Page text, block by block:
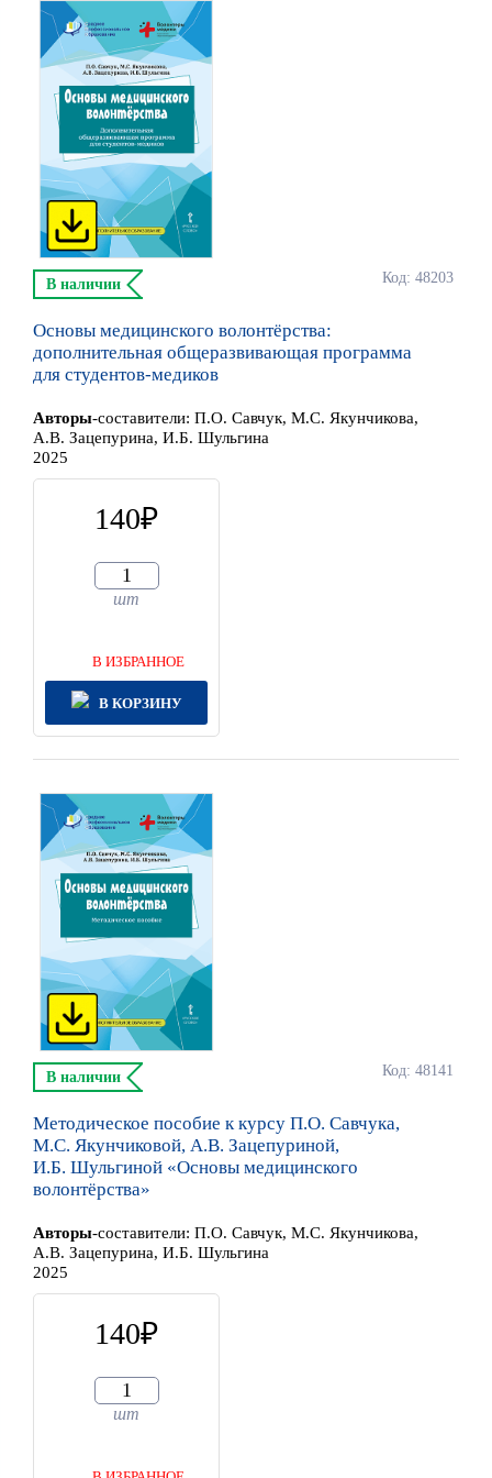
Код: 48203
В наличии
Основы медицинского волонтёрства:
дополнительная общеразвивающая программа
для студентов-медиков
Авторы-составители: П.О. Савчук, М.С. Якунчикова,
А.В. Зацепурина, И.Б. Шульгина
2025
140
шт
В ИЗБРАННОЕ
В КОРЗИНУ
Код: 48141
В наличии
Методическое пособие к курсу П.О. Савчука,
М.С. Якунчиковой, А.В. Зацепуриной,
И.Б. Шульгиной «Основы медицинского
волонтёрства»
Авторы-составители: П.О. Савчук, М.С. Якунчикова,
А.В. Зацепурина, И.Б. Шульгина
2025
140
шт